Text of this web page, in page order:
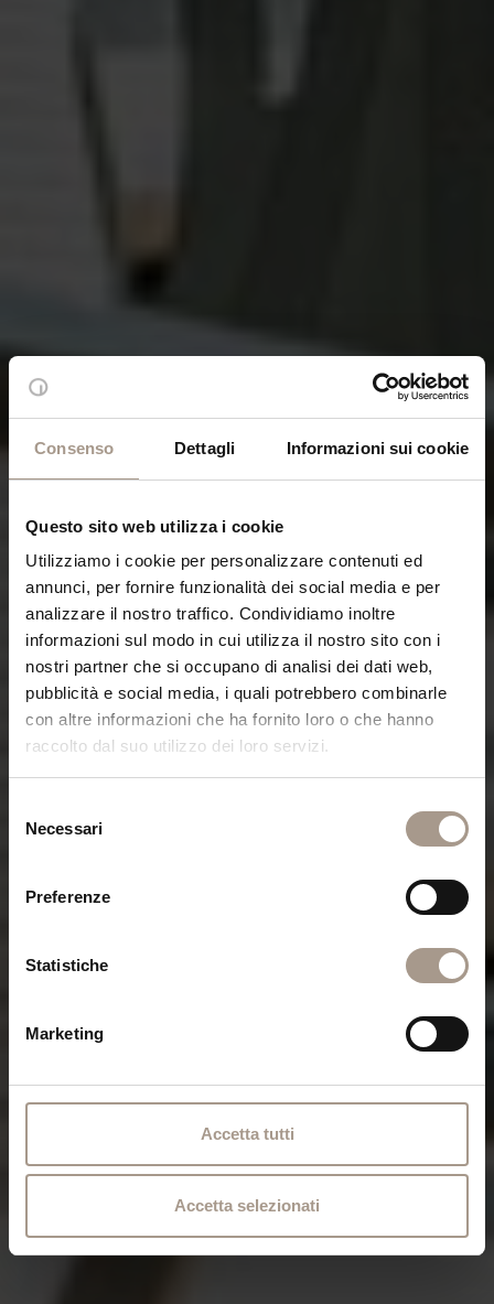
Consenso Dettagli Informazioni sui cookie
Questo sito web utilizza i cookie
Utilizziamo i cookie per personalizzare contenuti ed
annunci, per fornire funzionalità dei social media e per
analizzare il nostro traffico. Condividiamo inoltre
informazioni sul modo in cui utilizza il nostro sito con i
nostri partner che si occupano di analisi dei dati web,
pubblicità e social media, i quali potrebbero combinarle
con altre informazioni che ha fornito loro o che hanno
raccolto dal suo utilizzo dei loro servizi.
delNecessari
Preferenze
Statistiche
Marketing
Accetta tutti
Accetta selezionati